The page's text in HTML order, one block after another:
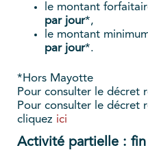
le montant
par jour*,
le montant
par jour*.
*Hors Mayotte
Pour consulter le décret
Pour consulter le décret
cliquez ici
Activité partielle :